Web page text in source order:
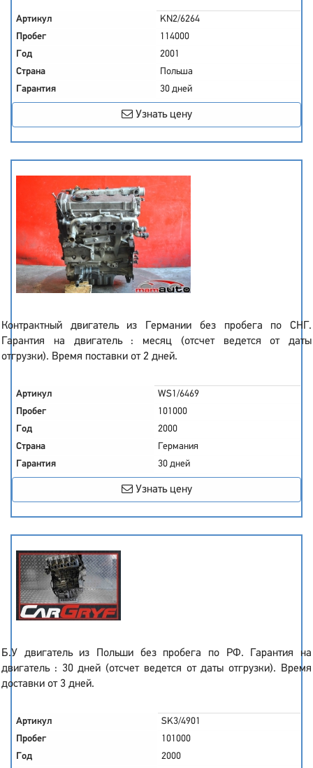
Артикул
KN2/6264
Пробег
114000
Год
2001
Страна
Польша
Гарантия
30 дней
Узнать цену
Контрактный двигатель из Германии без пробега по СНГ.
Гарантия на двигатель : месяц (отсчет ведется от даты
отгрузки). Время поставки от 2 дней.
Артикул
WS1/6469
Пробег
101000
Год
2000
Страна
Германия
Гарантия
30 дней
Узнать цену
Б.У двигатель из Польши без пробега по РФ. Гарантия на
двигатель : 30 дней (отсчет ведется от даты отгрузки). Время
доставки от 3 дней.
Артикул
SK3/4901
Пробег
101000
Год
2000